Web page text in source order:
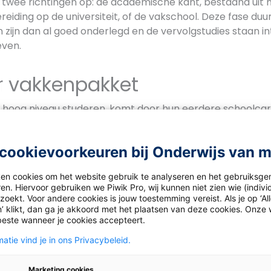
op de universiteit, of de vakschool. Deze fase
zijn dan al goed onderlegd en de vervolgstudies staan
vakkenpakket
niveau studeren, komt door hun eerdere
van zeven tot zestien jaar oud is
net als technische vaardigheden en ondernemerschap.
in Estland.En er wordt gefocust op kritisch en
universele onderwijs.Ze leren op hetzelfde niveau en
leerlingen groeien samen op en docenten geven vaak
is het duidelijk wat hij of zij kan. Er worden
de examens aan het einde van de schoolcarrière.
waar dit wel gebeurt, maar een groot deel van het
aan de leerlingen in plaats van andersom. De
bij Onderwijs van
cookies om het website gebruik te analyseren en het
Hiervoor gebruiken we Piwik Pro, wij kunnen niet zien wie
Voor andere cookies is jouw toestemming vereist. Als je op
klikt, dan ga je akkoord met het plaatsen van deze cookies. Onze
wanneer je cookies accepteert.
vind je in ons Privacybeleid.
Marketing cookies